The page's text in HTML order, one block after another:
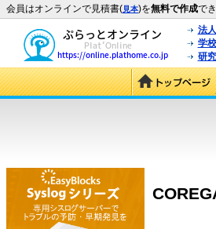
会員はオンラインで見積書(見本)を無料で作成で
法
学
研